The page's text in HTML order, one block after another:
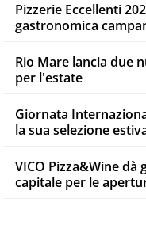
Pizzerie Eccellenti
gastronomica
Rio Mare lancia due
per l'estate
Giornata
la sua selezione
VICO Pizza&Wine
capitale per le